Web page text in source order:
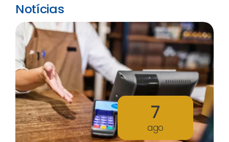
Notícias
7
ago